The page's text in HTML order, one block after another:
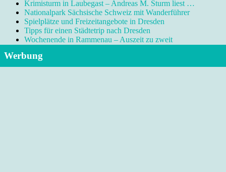
Krimisturm in Laubegast – Andreas M. Sturm liest …
Nationalpark Sächsische Schweiz mit Wanderführer
Spielplätze und Freizeitangebote in Dresden
Tipps für einen Städtetrip nach Dresden
Wochenende in Rammenau – Auszeit zu zweit
Werbung